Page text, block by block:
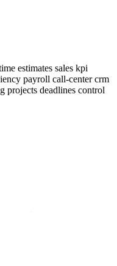
estimates sales kpi
payroll call-center crm
projects deadlines control